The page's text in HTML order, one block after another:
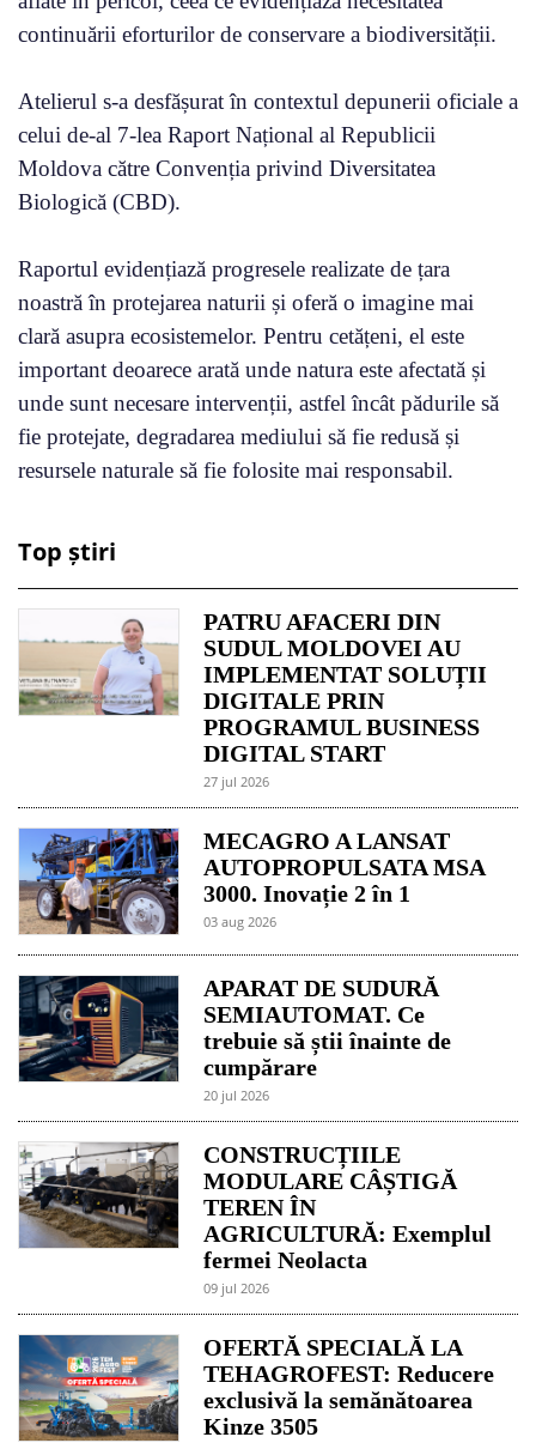
continuării eforturilor de conservare a biodiversității.
Atelierul s-a desfășurat în contextul depunerii oficiale a
celui de-al 7-lea Raport Național al Republicii
Moldova către Convenția privind Diversitatea
Biologică (CBD).
Raportul evidențiază progresele realizate de țara
noastră în protejarea naturii și oferă o imagine mai
clară asupra ecosistemelor. Pentru cetățeni, el este
important deoarece arată unde natura este afectată și
unde sunt necesare intervenții, astfel încât pădurile să
fie protejate, degradarea mediului să fie redusă și
resursele naturale să fie folosite mai responsabil.
Top știri
PATRU AFACERI DIN
SUDUL MOLDOVEI AU
IMPLEMENTAT SOLUȚII
DIGITALE PRIN
PROGRAMUL BUSINESS
DIGITAL START
27 jul 2026
MECAGRO A LANSAT
AUTOPROPULSATA MSA
3000. Inovație 2 în 1
03 aug 2026
APARAT DE SUDURĂ
SEMIAUTOMAT. Ce
trebuie să știi înainte de
cumpărare
20 jul 2026
CONSTRUCȚIILE
MODULARE CÂȘTIGĂ
TEREN ÎN
AGRICULTURĂ: Exemplul
fermei Neolacta
09 jul 2026
OFERTĂ SPECIALĂ LA
TEHAGROFEST: Reducere
exclusivă la semănătoarea
Kinze 3505